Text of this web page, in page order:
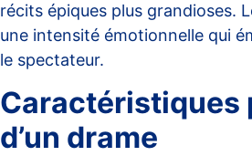
récits épiques plus grandioses.
une intensité émotionnelle qui
le spectateur.
Caractéristiques
d’un drame